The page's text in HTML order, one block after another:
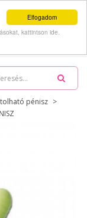
Elfogadom
kattintson ide.
pénisz